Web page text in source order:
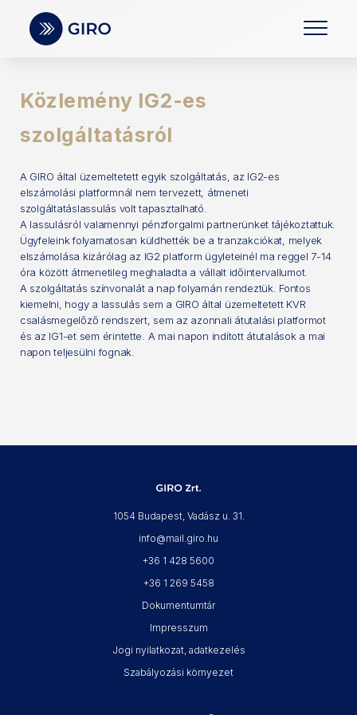
Közlemény IG2-es
szolgáltatásról
A GIRO által üzemeltetett egyik szolgáltatás, az IG2-es
elszámolási platformnál nem tervezett, átmeneti
szolgáltatáslassulás volt tapasztalható.
A lassulásról valamennyi pénzforgalmi partnerünket tájékoztattuk.
Ügyfeleink folyamatosan küldhették be a tranzakciókat, melyek
elszámolása kizárólag az IG2 platform ügyleteinél ma reggel 7-14
óra között átmenetileg meghaladta a vállalt időintervallumot.
A szolgáltatás színvonalát a nap folyamán rendeztük. Fontos
kiemelni, hogy a lassulás sem a GIRO által üzemeltetett KVR
csalásmegelőző rendszert, sem az azonnali átutalási platformot
és az IG1-et sem érintette. A mai napon indított átutalások a mai
napon teljesülni fognak.
1054 Budapest, Vadász u. 31.
info@mail.giro.hu
+36 1 428 5600
+36 1 269 5458
Dokumentumtár
Impresszum
Jogi nyilatkozat, adatkezelés
Szabályozási környezet